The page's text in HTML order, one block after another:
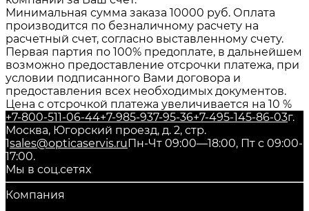
Минимальная сумма заказа 10000 руб. Оплата
производится по безналичному расчету на
расчетный счет, согласно выставленному счету.
Первая партия по 100% предоплате, в дальнейшем
возможно предоставление отсрочки платежа, при
условии подписанного Вами договора и
предоставления всех необходимых документов.
Цена с отсрочкой платежа увеличивается на 10 %
+7-800-511-06-44+7-985-937-95-36+7-495-145-86-03г.
Москва, Югорский проезд, д. 2, стр.
1sales@opticaservis.ruПн-Чт 09:00—18:00, Пт с 09:00-
17:00.
Мы в соц.сетях
Компания